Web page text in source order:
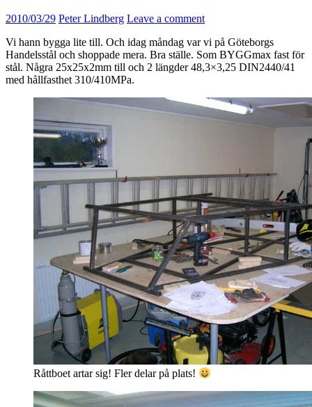
2010/03/29 Peter Lindberg Leave a comment
Vi hann bygga lite till. Och idag måndag var vi på Göteborgs
Handelsstål och shoppade mera. Bra ställe. Som BYGGmax fast för
stål. Några 25x25x2mm till och 2 längder 48,3×3,25 DIN2440/41
med hållfasthet 310/410MPa.
Råttboet artar sig! Fler delar på plats!